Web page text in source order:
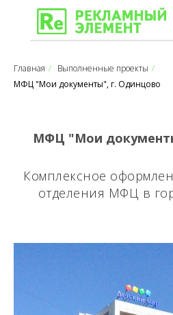
Главная / Выполненные проекты /
МФЦ "Мои документы", г. Одинцово
МФЦ "Мои
Комплексное
отделения МФЦ в